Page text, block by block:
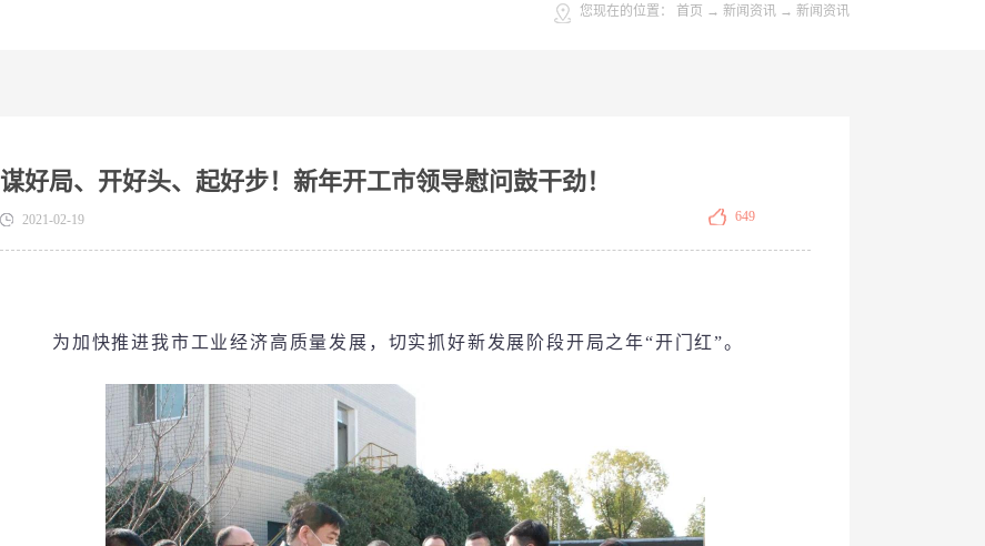
您现在的位置： 首页 → 新闻资讯 → 新闻资讯
谋好局、开好头、起好步！新年开工市领导慰问鼓干劲！
2021-02-19 649
为加快推进我市工业经济高质量发展，切实抓好新发展阶段开局之年“开门红”。